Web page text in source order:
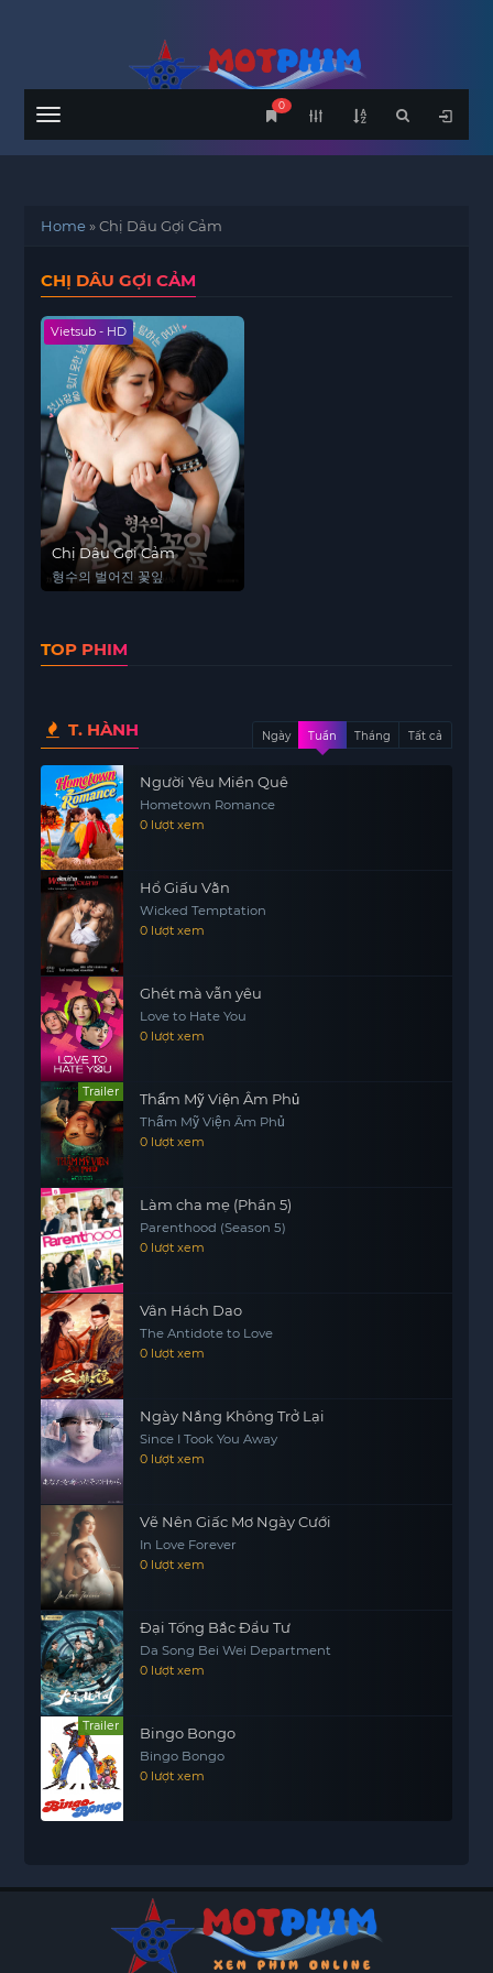
Menu
0
Home»Chị Dâu Gợi Cảm
CHỊ DÂU GỢI CẢM
Vietsub - HD
Chị Dâu Gợi Cảm
형수의 벌어진 꽃잎
TOP PHIM
T. HÀNH Ngày Tuần Tháng Tất cả
Người Yêu Miền Quê
Hometown Romance
0 lượt xem
Hổ Giấu Vằn
Wicked Temptation
0 lượt xem
Ghét mà vẫn yêu
Love to Hate You
0 lượt xem
Trailer Thẩm Mỹ Viện Âm Phủ
Thẩm Mỹ Viện Âm Phủ
0 lượt xem
Làm cha mẹ (Phần 5)
Parenthood (Season 5)
0 lượt xem
Vân Hách Dao
The Antidote to Love
0 lượt xem
Ngày Nắng Không Trở Lại
Since I Took You Away
0 lượt xem
Vẽ Nên Giấc Mơ Ngày Cưới
In Love Forever
0 lượt xem
Đại Tống Bắc Đẩu Tư
Da Song Bei Wei Department
0 lượt xem
Trailer Bingo Bongo
Bingo Bongo
0 lượt xem